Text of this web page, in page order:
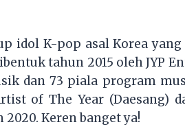
idol K-pop asal Korea
tahun 2015 oleh JYP
dan 73 piala program
of The Year (Daesang)
Keren banget ya!